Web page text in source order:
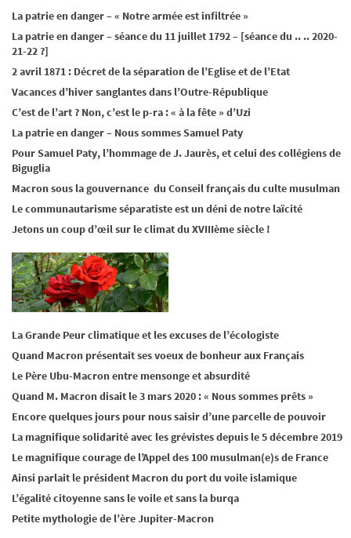
La patrie en danger – « Notre armée est infiltrée »
La patrie en danger – séance du 11 juillet 1792 – [séance du .. .. 2020-
21-22 ?]
2 avril 1871 : Décret de la séparation de l’Eglise et de l’Etat
Vacances d’hiver sanglantes dans l’Outre-République
C’est de l’art ? Non, c’est le p-ra : « à la fête » d’Uzi
La patrie en danger – Nous sommes Samuel Paty
Pour Samuel Paty, l’hommage de J. Jaurès, et celui des collégiens de
Biguglia
Macron sous la gouvernance du Conseil français du culte musulman
Le communautarisme séparatiste est un déni de notre laïcité
Jetons un coup d’œil sur le climat du XVIIIème siècle !
La Grande Peur climatique et les excuses de l’écologiste
Quand Macron présentait ses voeux de bonheur aux Français
Le Père Ubu-Macron entre mensonge et absurdité
Quand M. Macron disait le 3 mars 2020 : « Nous sommes prêts »
Encore quelques jours pour nous saisir d’une parcelle de pouvoir
La magnifique solidarité avec les grévistes depuis le 5 décembre 2019
Le magnifique courage de l’Appel des 100 musulman(e)s de France
Ainsi parlait le président Macron du port du voile islamique
L’égalité citoyenne sans le voile et sans la burqa
Petite mythologie de l’ère Jupiter-Macron